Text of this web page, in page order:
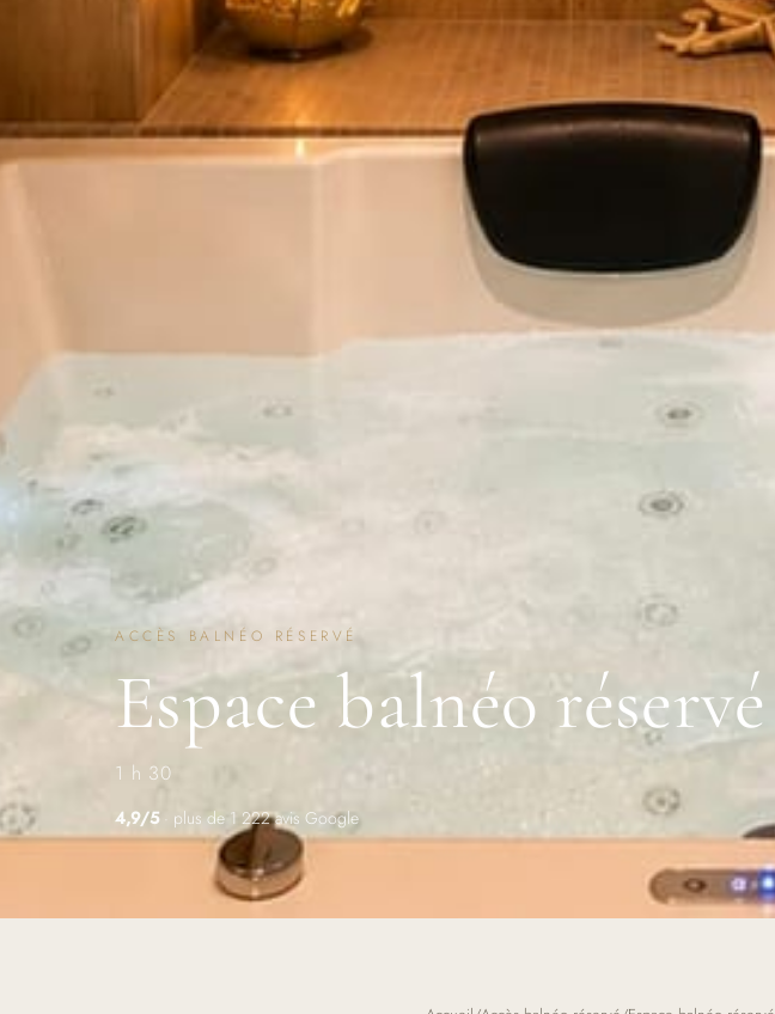
ACCÈS BALNÉO RÉSERVÉ
Espace balnéo réservé
1 h 30
4,9/5· plus de 1 222 avis Google